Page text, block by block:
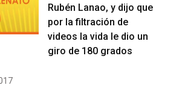
Rubén Lanao, y dijo que
por la filtración de
videos la vida le dio un
giro de 180 grados